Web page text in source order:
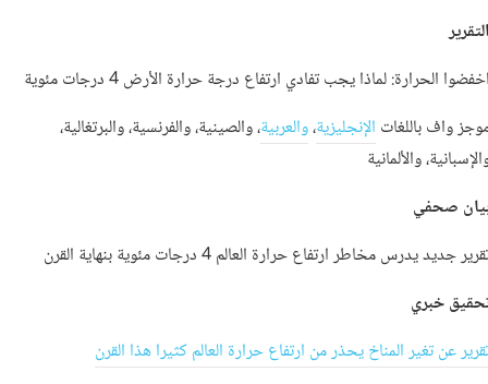
الحرارة: لماذا يجب تفادي ارتفاع درجة حرارة الأرض 4 درجات مئوية
واف باللغات الإنجليزية،والعربية، والصينية، والفرنسية، والبرتغالية،
والألمانية
صحفي
جديد يدرس مخاطر ارتفاع حرارة العالم 4 درجات مئوية بنهاية القرن
خبري
عن تغير المناخ يحذر من ارتفاع حرارة العالم كثيرا هذا القرن